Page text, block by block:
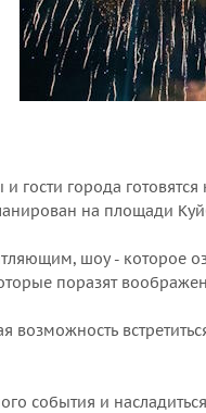
гости города
на площади
шоу - которое
поразят
возможность
события и